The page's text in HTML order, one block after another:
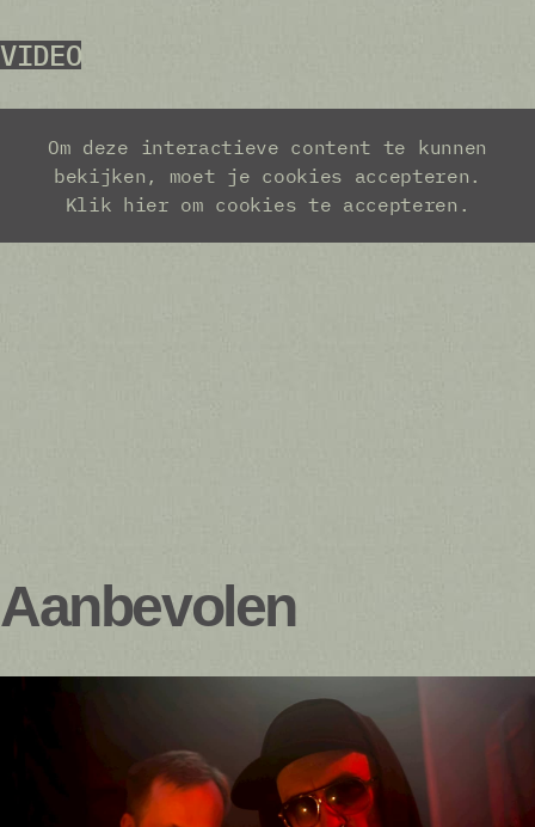
VIDEO
Aanbevolen